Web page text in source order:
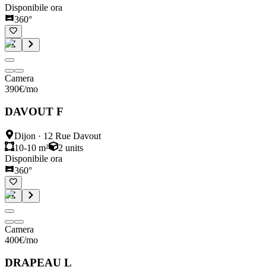
Disponibile ora
360°
Camera
390€/mo
DAVOUT F
Dijon · 12 Rue Davout
10-10 m²
2 units
Disponibile ora
360°
Camera
400€/mo
DRAPEAU L